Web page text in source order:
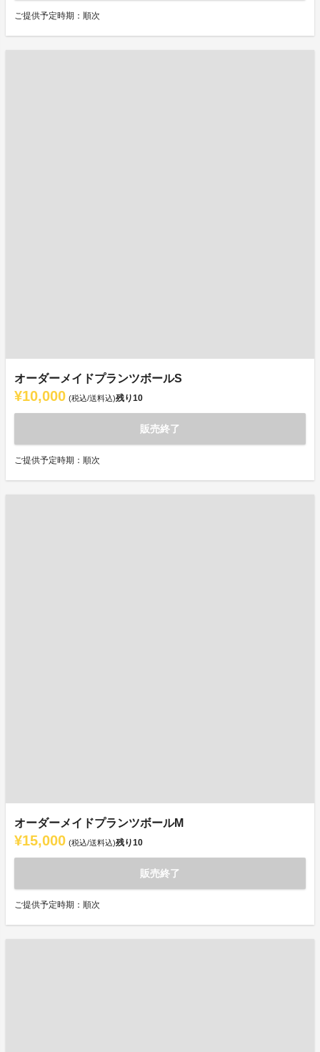
ご提供予定時期：順次
オーダーメイドプランツボールS
¥10,000 (税込/送料込)残り10
販売終了
ご提供予定時期：順次
オーダーメイドプランツボールM
¥15,000 (税込/送料込)残り10
販売終了
ご提供予定時期：順次